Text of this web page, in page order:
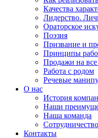
Качества
Лидерство.
Ораторское
Поэзия
Призвание и
Принципы
Продажи на
Работа с родом
Речевые
О нас
История
Наши
Наша команда
Сотрудничество
Контакты